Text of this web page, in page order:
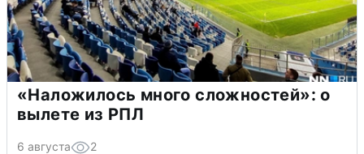
«Наложилось много сложностей»: о
вылете из РПЛ
6 августа 2